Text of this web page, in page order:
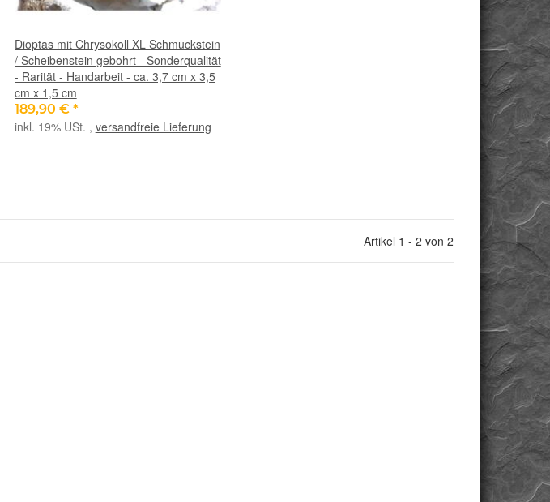
Dioptas mit Chrysokoll XL Schmuckstein
/ Scheibenstein gebohrt - Sonderqualität
- Rarität - Handarbeit - ca. 3,7 cm x 3,5
cm x 1,5 cm
189,90 € *
inkl. 19% USt. , versandfreie Lieferung
Artikel 1 - 2 von 2